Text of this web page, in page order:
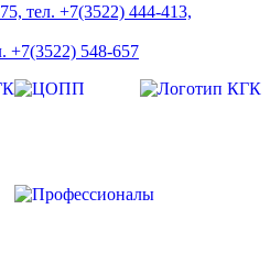
тел. +7(3522) 444-413,
+7(3522) 548-657